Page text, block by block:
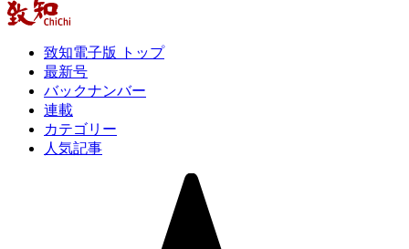
致知電子版 トップ
最新号
バックナンバー
連載
カテゴリー
人気記事